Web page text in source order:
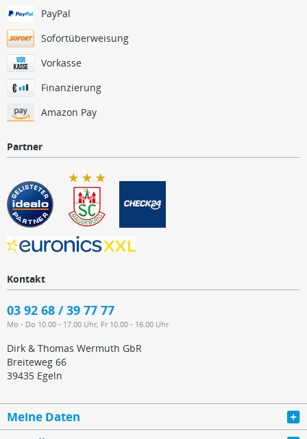
PayPal
Sofortüberweisung
Vorkasse
Finanzierung
Amazon Pay
Partner
Kontakt
03 92 68 / 39 77 77
Mo - Do 10.00 - 17.00 Uhr, Fr 10.00 - 16.00 Uhr
Dirk & Thomas Wermuth GbR
Breiteweg 66
39435 Egeln
Meine Daten